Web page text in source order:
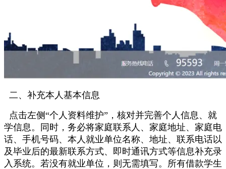
二、补充本人基本信息
点击左侧“个人资料维护”，核对并完善个人信息、就
学信息。同时，务必将家庭联系人、家庭地址、家庭电
话、手机号码、本人就业单位名称、地址、联系电话以
及毕业后的最新联系方式、即时通讯方式等信息补充录
入系统。若没有就业单位，则无需填写。所有借款学生